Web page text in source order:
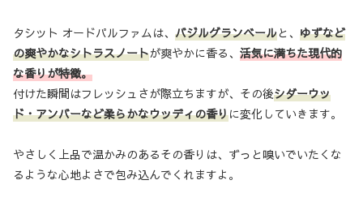
タシット オードパルファムは、 バジルグランベールと、 ゆずなど
の爽やかなシトラスノートが爽やかに香る、 活気に満ちた現代的
な香りが特徴。
付けた瞬間はフレッシュさが際立ちますが、その後シダーウッ
ド・アンバーなど柔らかなウッディの香りに変化していきます。
やさしく上品で温かみのあるその香りは、ずっと嗅いでいたくな
るような心地よさで包み込んでくれますよ。